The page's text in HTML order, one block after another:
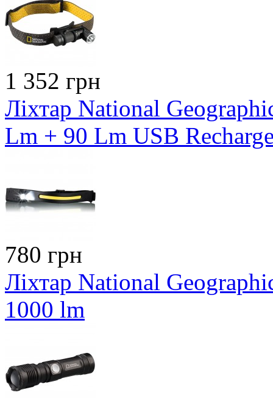
1 352 грн
Ліхтар National
Lm + 90 Lm USB
780 грн
Ліхтар National
1000 lm